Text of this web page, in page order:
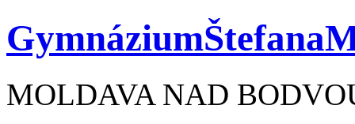
Gymnázium
MOLDAVA NAD